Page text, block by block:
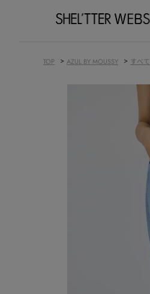
TOP > AZUL BY MOUSSY > すべて